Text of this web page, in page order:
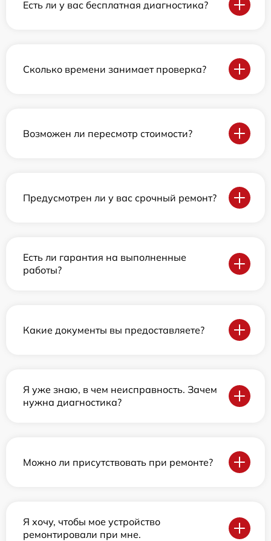
Есть ли у вас бесплатная диагностика?
Сколько времени занимает проверка?
Возможен ли пересмотр стоимости?
Предусмотрен ли у вас срочный ремонт?
Есть ли гарантия на выполненные
работы?
Какие документы вы предоставляете?
Я уже знаю, в чем неисправность. Зачем
нужна диагностика?
Можно ли присутствовать при ремонте?
Я хочу, чтобы мое устройство
ремонтировали при мне.